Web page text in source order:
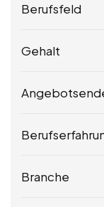
Berufsfeld
Gehalt
Branche